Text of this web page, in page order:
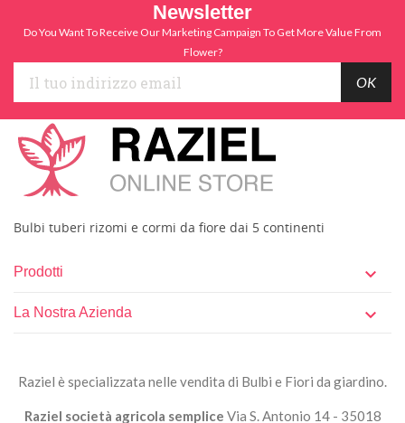
Newsletter
Do You Want To Receive Our Marketing Campaign To Get More Value From
Flower?
Bulbi tuberi rizomi e cormi da fiore dai 5 continenti
Prodotti 
La Nostra Azienda 
Raziel è specializzata nelle vendita di Bulbi e Fiori da giardino.
Raziel società agricola semplice Via S. Antonio 14 - 35018